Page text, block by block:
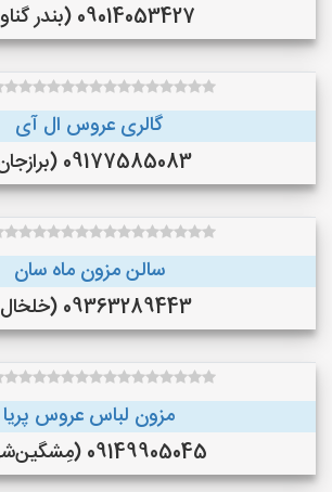
09014053427 (بندر گناوه)
گالری عروس ال آی
09177585083 (برازجان)
سالن مزون ماه سان
09363289443 (خلخال )
مزون لباس عروس پریا
09149905045 (مِشگین‌شهر )